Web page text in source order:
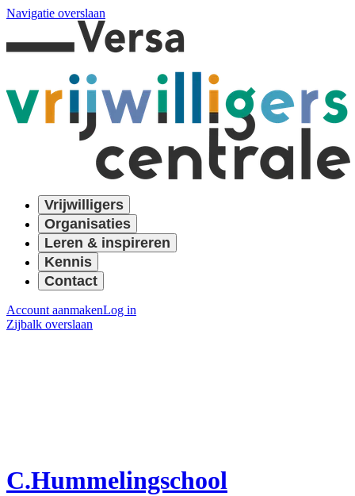
Navigatie overslaan
Vrijwilligers
Organisaties
Leren & inspireren
Kennis
Contact
Account aanmakenLog in
Zijbalk overslaan
C.Hummelingschool